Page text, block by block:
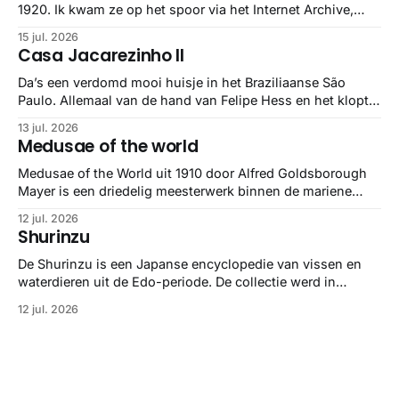
1920. Ik kwam ze op het spoor via het Internet Archive,
gebundeld in een: boek ✨ Daarin hebben ze alle scans een
stuk netter getrokken, maar op deze manier vind ik ze er
minstens
15 jul. 2026
Casa Jacarezinho II
Da’s een verdomd mooi huisje in het Braziliaanse São
Paulo. Allemaal van de hand van Felipe Hess en het klopt
13 jul. 2026
Medusae of the world
Medusae of the World uit 1910 door Alfred Goldsborough
Mayer is een driedelig meesterwerk binnen de mariene
gedetailleerd overzicht van kwallensoorten en hun
taxonomie. Het boek staat bekend om de combinatie van
strikte wetenschap met prachtige, handgetekende
illustraties en kleurendrukplaten van Mayer zelf.
12 jul. 2026
Shurinzu
De Shurinzu is een Japanse encyclopedie van vissen en
waterdieren uit de Edo-periode. De collectie werd in
bekend om verfijnde technieken en bijna driedimensionale
12 jul. 2026